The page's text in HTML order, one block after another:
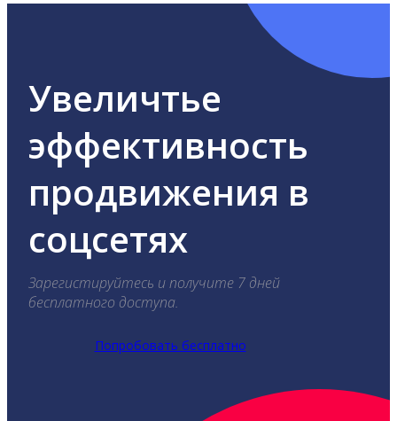
Увеличтье
эффективность
продвижения в
соцсетях
Зарегистируйтесь и получите 7 дней
бесплатного доступа.
Попробовать бесплатно